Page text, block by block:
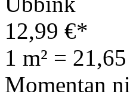
12,99 €*
1 m² =
Momentan